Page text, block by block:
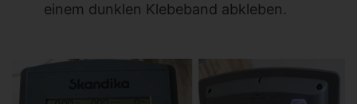
einem dunklen Klebeband abkleben.